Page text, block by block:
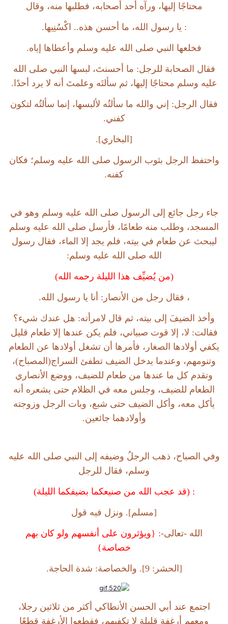
محتاجًا إليها، ورآه أحد أصحابه، فطلبها منه، وقال
: يا رسول الله، ما أحسن هذه.. اكْسُنِيها.
فخلعها النبي صلى الله عليه وسلم وأعطاها إياه.
فقال الصحابة للرجل: ما أحسنتَ، لبسها النبي صلى الله
عليه وسلم محتاجًا إليها، ثم سألتَه وعلمتَ أنه لا يرد أحدًا.
فقال الرجل: إني والله ما سألتُه لألبسها، إنما سألتُه لتكون
كفني.
[البخاري].
واحتفظ الرجل بثوب الرسول صلى الله عليه وسلم؛ فكان
كفنه.
جاء رجل جائع إلى الرسول صلى الله عليه وسلم وهو في
المسجد، وطلب منه طعامًا، فأرسل صلى الله عليه وسلم
ليبحث عن طعام في بيته، فلم يجد إلا الماء، فقال رسول
الله صلى الله عليه وسلم:
(من يُضيِّف هذا الليلة رحمه الله)
، فقال رجل من الأنصار: أنا يا رسول الله.
وأخذ الضيفَ إلى بيته، ثم قال لامرأته: هل عندك شيء؟
فقالت: لا، إلا قوت صبياني، فلم يكن عندها إلا طعام قليل
يكفي أولادها الصغار، فأمرها أن تشغل أولادها عن الطعام
وتنومهم، وعندما يدخل الضيف تطفئ السراج(المصباح)،
وتقدم كل ما عندها من طعام للضيف، ووضع الأنصاري
الطعام للضيف، وجلس معه في الظلام حتى يشعره أنه
يأكل معه، وأكل الضيف حتى شبع، وبات الرجل وزوجته
وأولادهما جائعين.
وفي الصباح، ذهب الرجلُ وضيفه إلى النبي صلى الله عليه
وسلم، فقال للرجل
: (قد عجب الله من صنيعكما بضيفكما الليلة)
[مسلم]. ونزل فيه قول
الله -تعالى-: {ويؤثرون على أنفسهم ولو كان بهم
خصاصة}
[الحشر: 9]. والخصاصة: شدة الحاجة.
اجتمع عند أبي الحسن الأنطاكي أكثر من ثلاثين رجلا،
ومعهم أرغفة قليلة لا تكفيهم، فقطعوا الأرغفة قطعًا